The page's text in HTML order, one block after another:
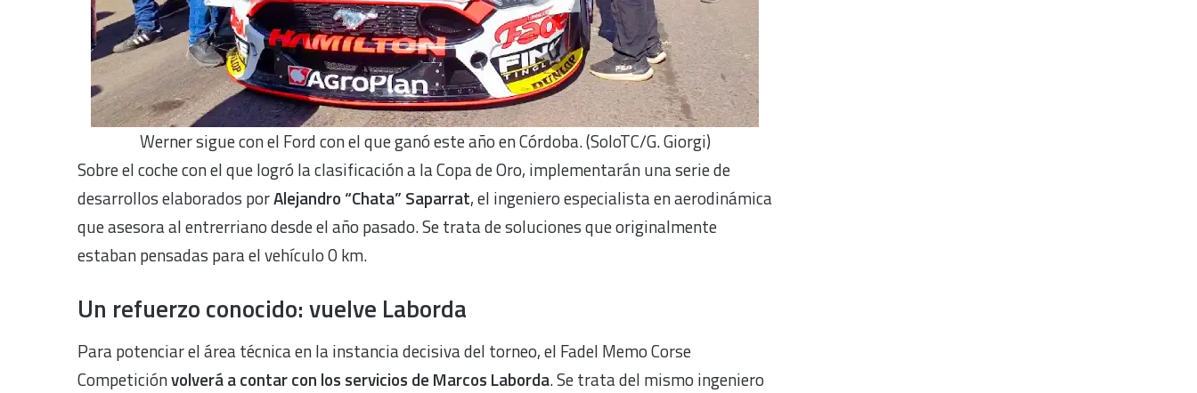
Werner sigue con el Ford con el que ganó este año en Córdoba. (SoloTC/G. Giorgi)
Sobre el coche con el que logró la clasificación a la Copa de Oro, implementarán una serie de
desarrollos elaborados porAlejandro “Chata” Saparrat, el ingeniero especialista en aerodinámica
que asesora al entrerriano desde el año pasado. Se trata de soluciones que originalmente
estaban pensadas para el vehículo 0 km.
Un refuerzo conocido: vuelve Laborda
Para potenciar el área técnica en la instancia decisiva del torneo, el Fadel Memo Corse
Competiciónvolverá a contar con los servicios de Marcos Laborda. Se trata del mismo ingeniero